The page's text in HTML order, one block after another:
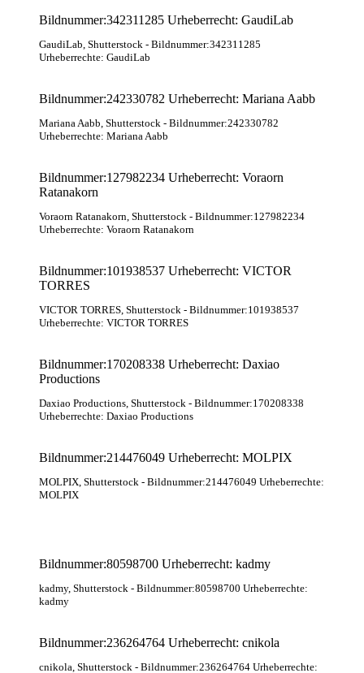
Bildnummer:342311285 Urheberrecht: GaudiLab
GaudiLab, Shutterstock - Bildnummer:342311285
Urheberrechte: GaudiLab
Bildnummer:242330782 Urheberrecht: Mariana Aabb
Mariana Aabb, Shutterstock - Bildnummer:242330782
Urheberrechte: Mariana Aabb
Bildnummer:127982234 Urheberrecht: Voraorn
Ratanakorn
Voraorn Ratanakorn, Shutterstock - Bildnummer:127982234
Urheberrechte: Voraorn Ratanakorn
Bildnummer:101938537 Urheberrecht: VICTOR
TORRES
VICTOR TORRES, Shutterstock - Bildnummer:101938537
Urheberrechte: VICTOR TORRES
Bildnummer:170208338 Urheberrecht: Daxiao
Productions
Daxiao Productions, Shutterstock - Bildnummer:170208338
Urheberrechte: Daxiao Productions
Bildnummer:214476049 Urheberrecht: MOLPIX
MOLPIX, Shutterstock - Bildnummer:214476049 Urheberrechte:
MOLPIX
Bildnummer:80598700 Urheberrecht: kadmy
kadmy, Shutterstock - Bildnummer:80598700 Urheberrechte:
kadmy
Bildnummer:236264764 Urheberrecht: cnikola
cnikola, Shutterstock - Bildnummer:236264764 Urheberrechte: